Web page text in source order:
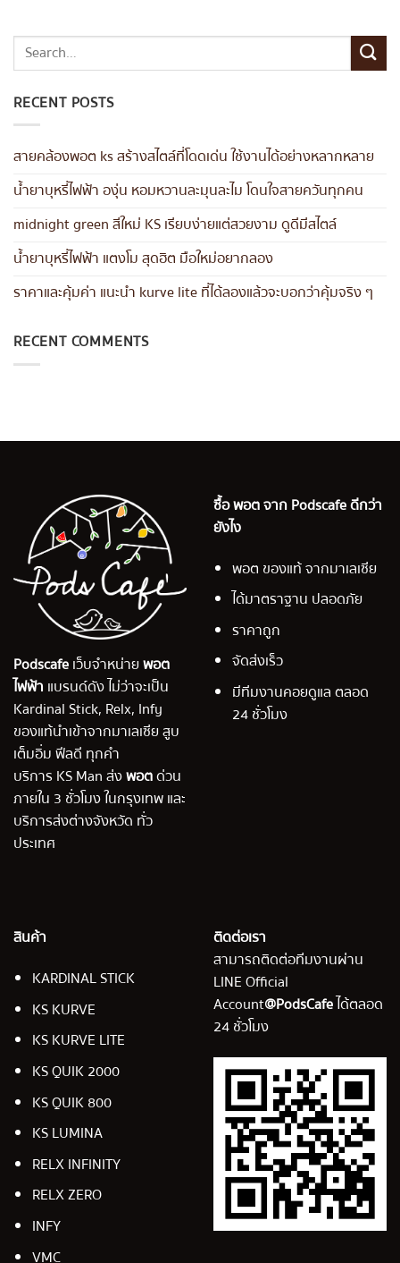
RECENT POSTS
สายคล้องพอต ks สร้างสไตล์ที่โดดเด่น ใช้งานได้อย่างหลากหลาย
น้ำยาบุหรี่ไฟฟ้า องุ่น หอมหวานละมุนละไม โดนใจสายควันทุกคน
midnight green สีใหม่ KS เรียบง่ายแต่สวยงาม ดูดีมีสไตล์
น้ำยาบุหรี่ไฟฟ้า แตงโม สุดฮิต มือใหม่อยากลอง
ราคาและคุ้มค่า แนะนำ kurve lite ที่ได้ลองแล้วจะบอกว่าคุ้มจริง ๆ
RECENT COMMENTS
Podscafeเว็บจำหน่ายพอต
ไฟฟ้า แบรนด์ดัง ไม่ว่าจะเป็น
Kardinal Stick, Relx, Infy
ของแท้นำเข้าจากมาเลเซีย สูบ
เต็มอิ่ม ฟีลดี ทุกคำ
บริการ KS Man ส่งพอตด่วน
ภายใน 3 ชั่วโมง ในกรุงเทพ และ
บริการส่งต่างจังหวัด ทั่ว
ประเทศ
ซื้อ พอต จาก Podscafe ดีกว่า
ยังไง
พอต ของแท้ จากมาเลเซีย
ได้มาตราฐาน ปลอดภัย
ราคาถูก
จัดส่งเร็ว
มีทีมงานคอยดูแล ตลอด
24 ชั่วโมง
สินค้า
KARDINAL STICK
KS KURVE
KS KURVE LITE
KS QUIK 2000
KS QUIK 800
KS LUMINA
RELX INFINITY
RELX ZERO
INFY
VMC
ติดต่อเรา
สามารถติดต่อทีมงานผ่าน
LINE Official
Account@PodsCafeได้ตลอด
24 ชั่วโมง